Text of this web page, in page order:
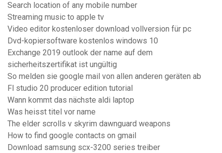
Search location of any mobile number
Streaming music to apple tv
Video editor kostenloser download vollversion für pc
Dvd-kopiersoftware kostenlos windows 10
Exchange 2019 outlook der name auf dem
sicherheitszertifikat ist ungültig
So melden sie google mail von allen anderen geräten ab
Fl studio 20 producer edition tutorial
Wann kommt das nächste aldi laptop
Was heisst titel vor name
The elder scrolls v skyrim dawnguard weapons
How to find google contacts on gmail
Download samsung scx-3200 series treiber